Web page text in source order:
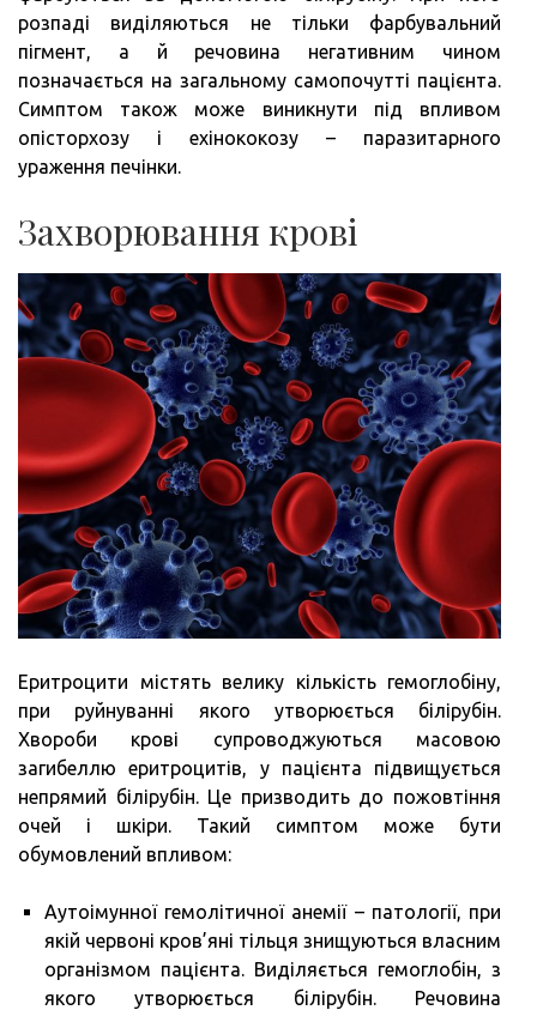
розпаді виділяються не тільки фарбувальний
пігмент, а й речовина негативним чином
позначається на загальному самопочутті пацієнта.
Симптом також може виникнути під впливом
опісторхозу і ехінококозу – паразитарного
ураження печінки.
Захворювання крові
Еритроцити містять велику кількість гемоглобіну,
при руйнуванні якого утворюється білірубін.
Хвороби крові супроводжуються масовою
загибеллю еритроцитів, у пацієнта підвищується
непрямий білірубін. Це призводить до пожовтіння
очей і шкіри. Такий симптом може бути
обумовлений впливом:
Аутоімунної гемолітичної анемії – патології, при
якій червоні кров’яні тільця знищуються власним
організмом пацієнта. Виділяється гемоглобін, з
якого утворюється білірубін. Речовина